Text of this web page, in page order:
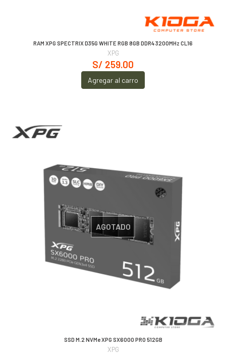
RAM XPG SPECTRIX D35G WHITE RGB 8GB DDR4 3200MHz CL16
XPG
S/ 259.00
Agregar al carro
AGOTADO
SSD M.2 NVMe XPG SX6000 PRO 512GB
XPG